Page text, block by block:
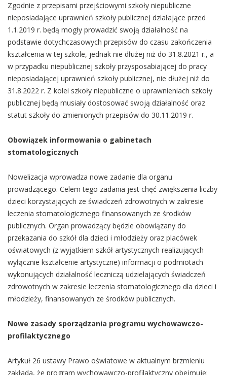
Zgodnie z przepisami przejściowymi szkoły niepubliczne
nieposiadające uprawnień szkoły publicznej działające przed
1.1.2019 r. będą mogły prowadzić swoją działalność na
podstawie dotychczasowych przepisów do czasu zakończenia
kształcenia w tej szkole, jednak nie dłużej niż do 31.8.2021 r., a
w przypadku niepublicznej szkoły przysposabiającej do pracy
nieposiadającej uprawnień szkoły publicznej, nie dłużej niż do
31.8.2022 r. Z kolei szkoły niepubliczne o uprawnieniach szkoły
publicznej będą musiały dostosować swoją działalność oraz
statut szkoły do zmienionych przepisów do 30.11.2019 r.
Obowiązek informowania o gabinetach
stomatologicznych
Nowelizacja wprowadza nowe zadanie dla organu
prowadzącego. Celem tego zadania jest chęć zwiększenia liczby
dzieci korzystających ze świadczeń zdrowotnych w zakresie
leczenia stomatologicznego finansowanych ze środków
publicznych. Organ prowadzący będzie obowiązany do
przekazania do szkół dla dzieci i młodzieży oraz placówek
oświatowych (z wyjątkiem szkół artystycznych realizujących
wyłącznie kształcenie artystyczne) informacji o podmiotach
wykonujących działalność leczniczą udzielających świadczeń
zdrowotnych w zakresie leczenia stomatologicznego dla dzieci i
młodzieży, finansowanych ze środków publicznych.
Nowe zasady sporządzania programu wychowawczo-
profilaktycznego
Artykuł 26 ustawy Prawo oświatowe w aktualnym brzmieniu
zakłada, że program wychowawczo-profilaktyczny obejmuje: